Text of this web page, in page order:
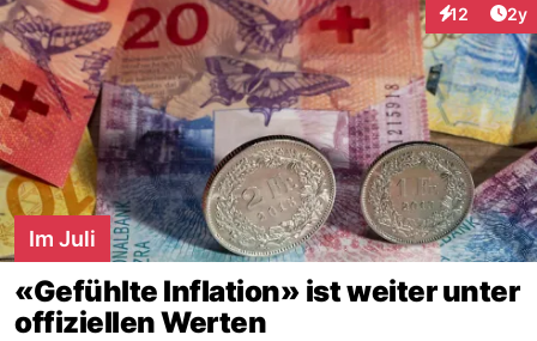
12 2y
Im Juli
«Gefühlte Inflation» ist weiter unter
offiziellen Werten